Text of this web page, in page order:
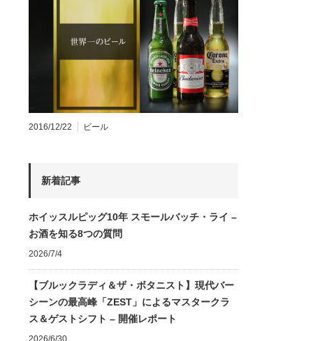
2016/12/22 ビール
新着記事
ホイッスルピッグ10年 スモールバッチ・ライ –
お酒を知る8つの質問
2026/7/4
【ブルックラディ＆ザ・ボタニスト】現代バー
シーンの最高峰「ZEST」によるマスタークラ
ス＆ゲストシフト – 開催レポート
2026/6/30